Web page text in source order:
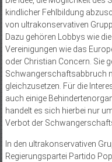
kindlicher Fehlbildung
von ultrakonservativen
Dazu gehören Lobbys wie
Vereinigungen wie das
oder Christian Concern. Sie
Schwangerschaftsabbruch
gleichzusetzen. Für die
auch einige
handelt es sich hierbei nur
Verbot der
In den ultrakonservativen
Regierungspartei Partido